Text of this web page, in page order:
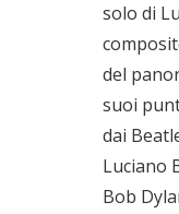
solo di
del
suoi
dai
Luciano
Bob